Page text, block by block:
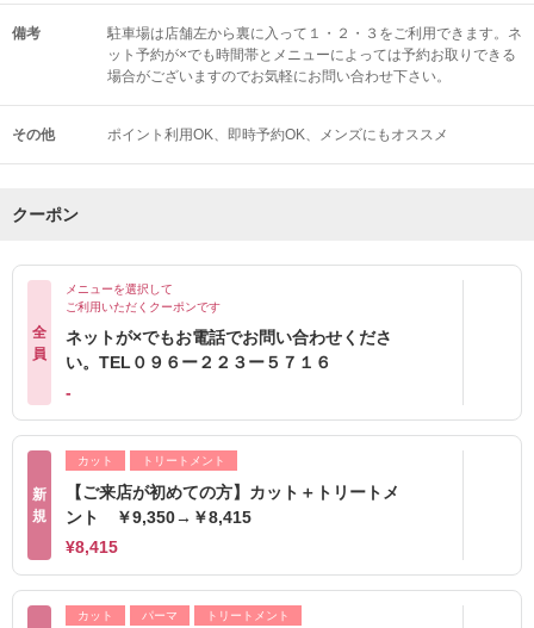
備考
駐車場は店舗左から裏に入って１・２・３をご利用できます。ネ
ット予約が×でも時間帯とメニューによっては予約お取りできる
場合がございますのでお気軽にお問い合わせ下さい。
その他 ポイント利用OK 即時予約OK メンズにもオススメ
クーポン
全
員
メニューを選択して
ご利用いただくクーポンです
ネットが×でもお電話でお問い合わせくださ
い。TEL０９６ー２２３ー５７１６
-
新
規
カット トリートメント
【ご来店が初めての方】カット＋トリートメ
ント ￥9,350→￥8,415
¥8,415
カット パーマ トリートメント